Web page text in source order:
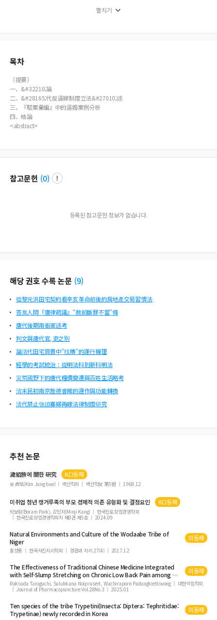
women's "subjectivity", to reinforce this "object" as a man "property" stabilit
rpose is to focus on the cooperation of the entire social structure, for the prote
om the collective interests of the Confucian "benevolence" and "righteousnes
d, as "justice must sentencing to avoid the protection of the primary groups, s
econdary groups, and the whole social order too damage, circulation for "be
nevolence" and "righteousness" and "ritual" single-level pass up the structure t
o reconcile reasonable relationship between the interests, thus contributing to
the realization of social cooperation.
펼치기
목차
〔提要〕
一、&#32210;論
二、&#28165;代反逼嫁制度立法&#27010;述
三、『駁案彙編』中的逼婚案例分析
四、結論
<abstract>
참고문헌 (0)
등록된 참고문헌 정보가 없습니다.
해당 권호 수록 논문 (9)
從黎元洪田宅契約看辛亥革命前後的房地產交易習慣法
答友人問『唐律疏議』"赦前斷罪不當"條
唐代後期南衙軍述考
判文與唐代官, 吏之別
論清代田宅買賣中"找贖"的運行機理
經學的考試統治：從明法科到新科明法
災荒視野下的唐代糧價變遷與百姓生活略考
清末民初南京旌德會館的運作與功能轉換
清代禁止強迫寡婦再嫁法律制度研究
추천 논문
濊貊族에 關한 硏究 KCI등재
金貞培(Kim Jung-bae) 백산학회 백산학보 第5號 1968.12
미취업 청년 캥거루족의 부모 경제적 의존 유형화 및 결정요인 KCI등재
박보람(Boram Park), 강민지(Minji Kang)
한국진로창업경영학회
한국진로창업경영학회지 제8권 제5호
2024.09
Natural Environments and Culture of the Wodaabe Tribeof
Niger
미등재
홍성룡 한국사진지리학회 경관과 지리 27(4) 2017.12
The Effectiveness of Traditional Chinese Medicine Integrated
with Self-Slump Stretching on Chronic Low Back Pain among Hill
TribeFarmers in Thailand: a pilot randomized controlled trial
미등재
Raksuda Taniguchi, Sulukkana Noiprasert, Wachiraporn Padungkiettiwong
대한약침학회
Journal of Pharmacopuncture Vol.28No.3
2025.01
Ten species of the tribeTrypetini(Insecta: Diptera: Tephritidae:
Trypetinae) newly recorded in Korea
미등재